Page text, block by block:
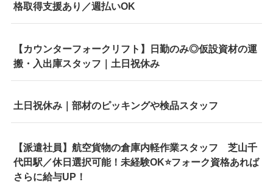
格取得支援あり／週払いOK
【カウンターフォークリフト】日勤のみ◎仮設資材の運
搬・入出庫スタッフ｜土日祝休み
土日祝休み｜部材のピッキングや検品スタッフ
【派遣社員】航空貨物の倉庫内軽作業スタッフ 芝山千
代田駅／休日選択可能！未経験OK⭐フォーク資格あれば
さらに給与UP！